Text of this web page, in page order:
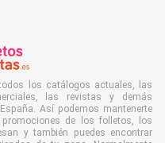
los catálogos actuales, las
las revistas y demás
Así podemos mantenerte
de los folletos, los
y también puedes encontrar